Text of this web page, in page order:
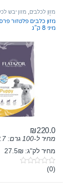
מזון לכלבים, מזון יבש
כלבים
מזון כלבים פלטזור
מיני 8 ק”ג
₪220.0
מחיר ל-100 גרם:
מחיר לק"ג: 27.5₪
0(0)